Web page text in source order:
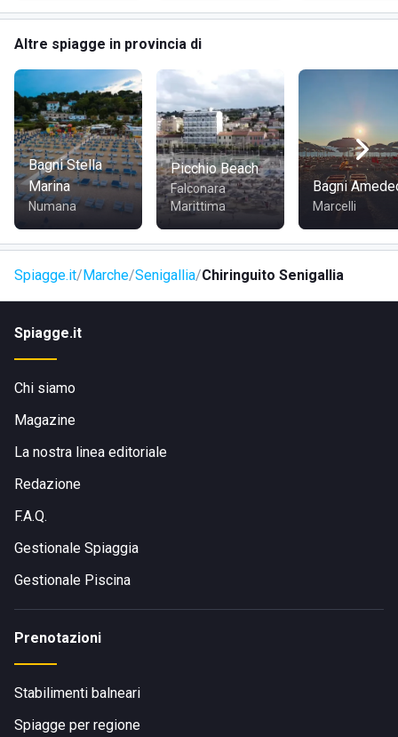
COME RAGGIUNGERE BAGNO ROBERTO 44
È possibile raggiungere lo stabilimento tramite il
lungomare, trovandosi a breve distanza dal centro abitato. È
facilmente accessibile a piedi, in bicicletta, in auto o con i
mezzi pubblici, rendendo comodo l'arrivo per tutti i
visitatori.
Altre spiagge in provincia di
Bagni Stella
Marina
Numana
Picchio Beach
Falconara
Marittima
Bagni
Marcelli
Spiagge.it Marche Senigallia Chiringuito Senigallia
Spiagge.it
Chi siamo
Magazine
La nostra linea editoriale
Redazione
F.A.Q.
Gestionale Spiaggia
Gestionale Piscina
Prenotazioni
Stabilimenti balneari
Spiagge per regione